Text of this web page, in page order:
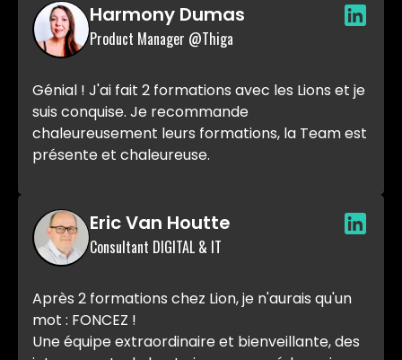
Harmony Dumas
Product Manager @Thiga
Génial ! J'ai fait 2 formations avec les Lions et je
suis conquise. Je recommande
chaleureusement leurs formations, la Team est
présente et chaleureuse.
Eric Van Houtte
Consultant DIGITAL & IT
Après 2 formations chez Lion, je n'aurais qu'un
mot : FONCEZ !
Une équipe extraordinaire et bienveillante, des